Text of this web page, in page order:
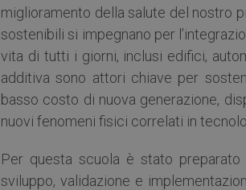
miglioramento della salute del nostro
sostenibili si impegnano per
vita di tutti i giorni, inclusi edifici,
additiva sono attori chiave per
basso costo di nuova generazione,
nuovi fenomeni fisici correlati in
Per questa scuola è stato
sviluppo, validazione e